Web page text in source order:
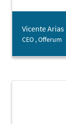
Vicente Arias
CEO , Offerum